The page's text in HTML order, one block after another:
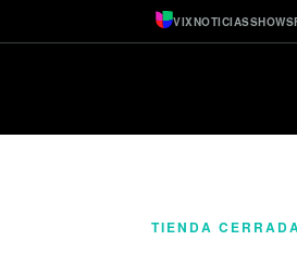
VIXNOTICIASSHOWS
TIENDA